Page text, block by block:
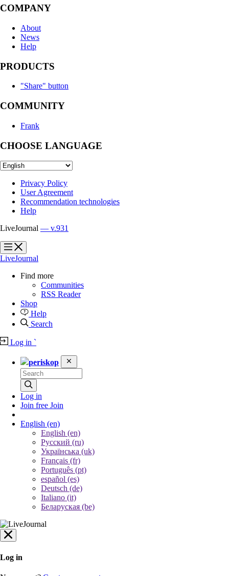
COMPANY
About
News
Help
PRODUCTS
"Share" button
COMMUNITY
Frank
CHOOSE LANGUAGE
Privacy Policy
User Agreement
Recommendation technologies
Help
LiveJournal — v.931
?
?
LiveJournal
Find more
Communities
RSS Reader
Shop
Help
Search
Log in `
periskop
Log in
Join free Join
English (en)
English (en)
Русский (ru)
Українська (uk)
Français (fr)
Português (pt)
español (es)
Deutsch (de)
Italiano (it)
Беларуская (be)
Log in